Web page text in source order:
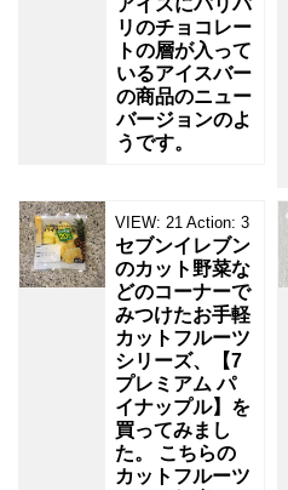
リのチョコレー
トの層が入って
いるアイスバー
の商品のニュー
バージョンのよ
うです。
VIEW: 21 Action: 3
セブンイレブン
のカット野菜な
どのコーナーで
みつけたお手軽
カットフルーツ
シリーズ、【7
プレミアム パ
イナップル】を
買ってみまし
た。 こちらの
カットフルーツ